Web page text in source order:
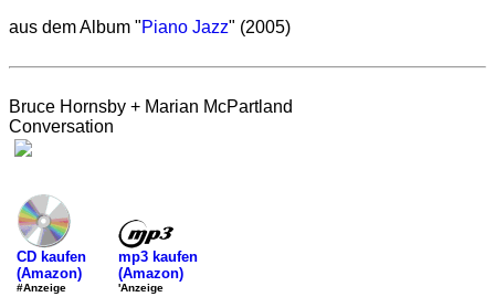
aus dem Album "Piano Jazz" (2005)
Bruce Hornsby + Marian McPartland
Conversation
CD kaufen
(Amazon)
#Anzeige
mp3 kaufen
(Amazon)
'Anzeige